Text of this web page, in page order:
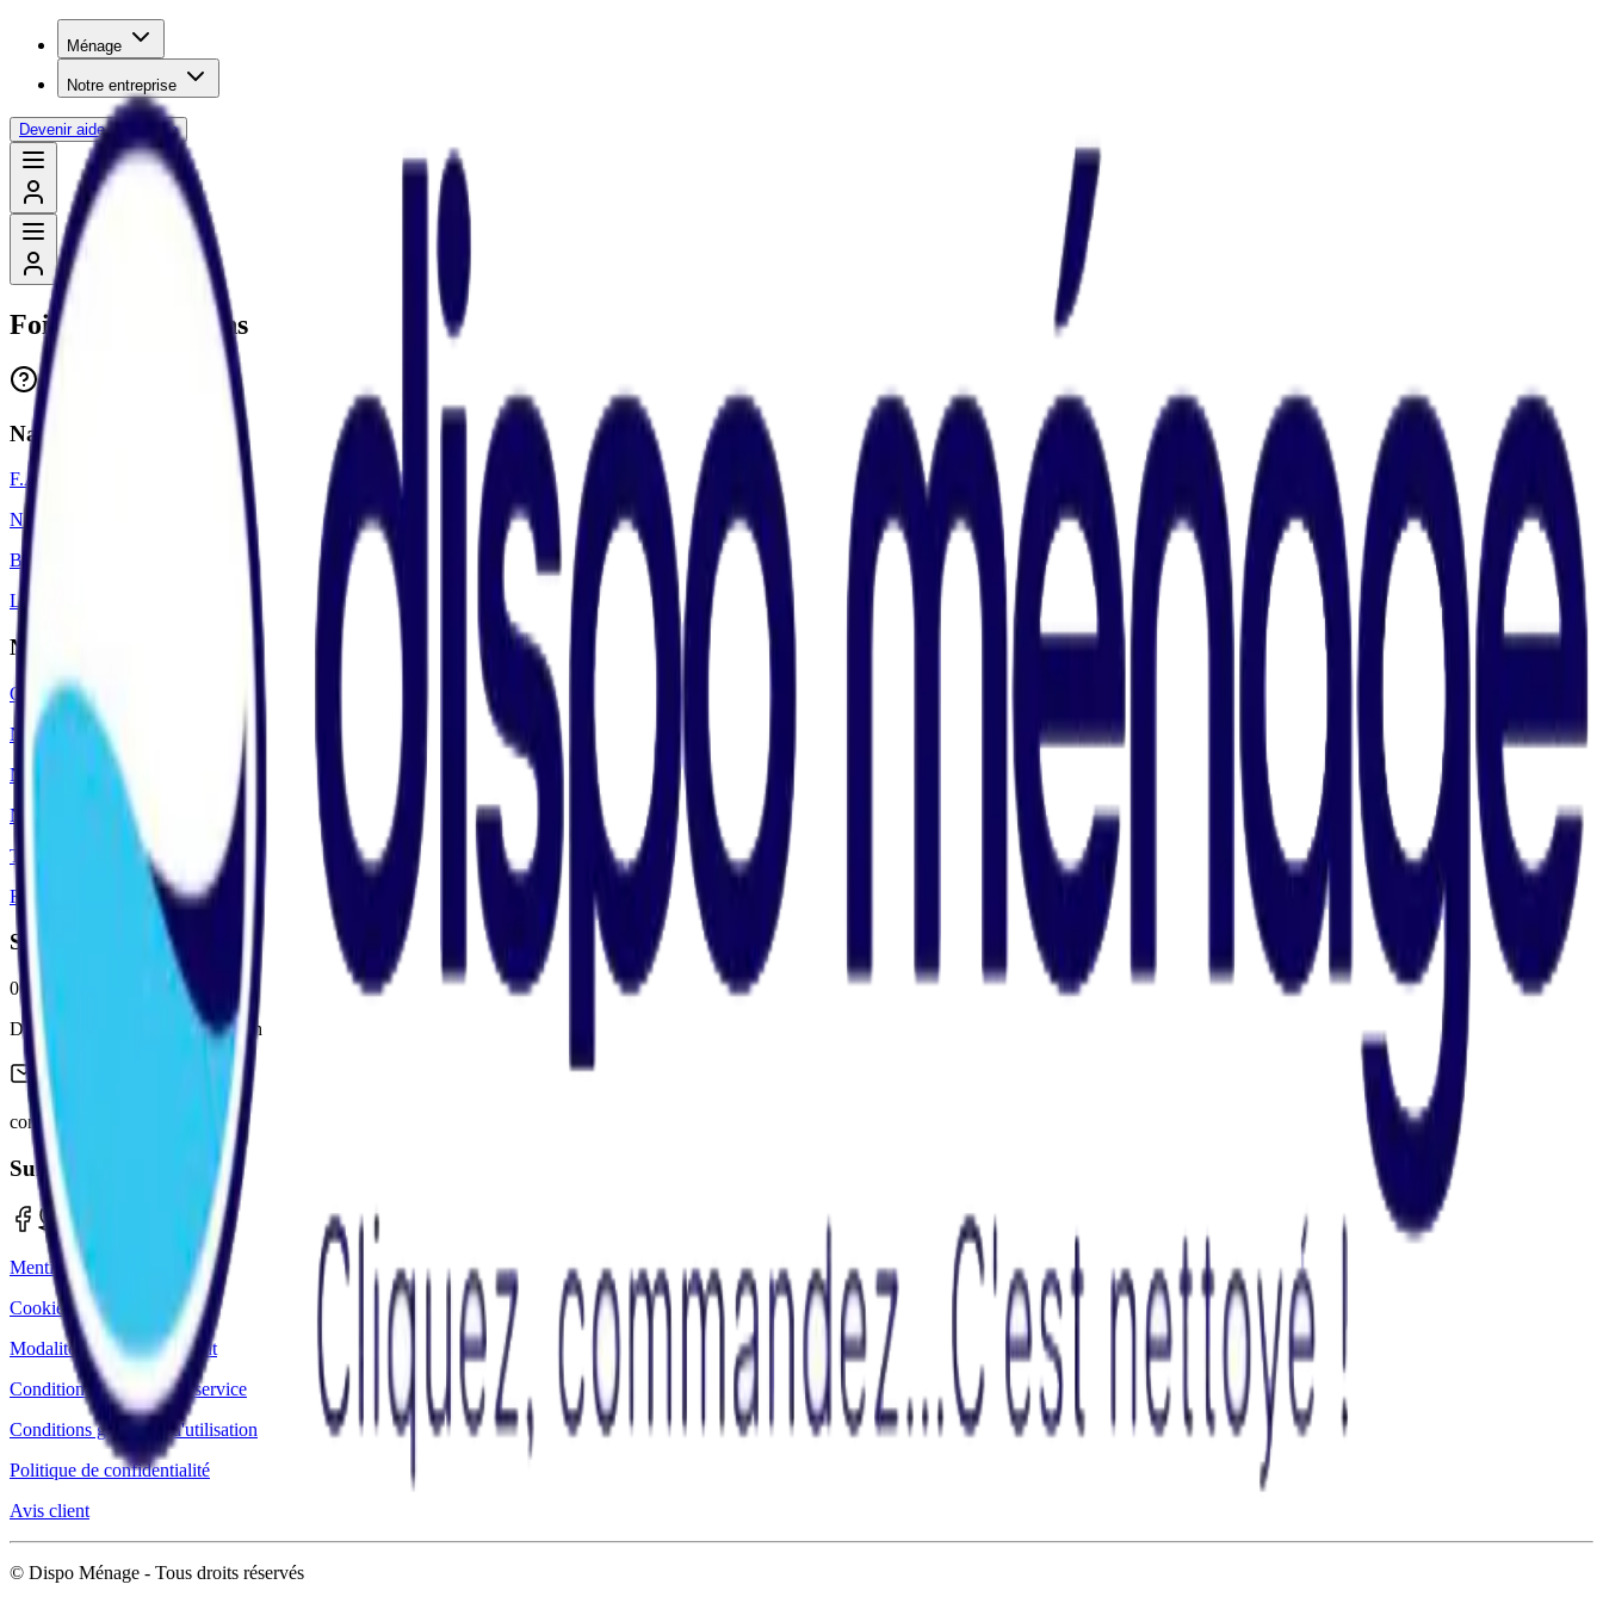
Ménage
Notre entreprise
Devenir aide-ménagère
Foire aux questions
Navigation
F.A.Q.
Notre charte dispo ménage
Blog
L'avance immédiate
Notre entreprise
Qui sommes-nous ?
Nous contacter
Notre histoire
Nos valeurs
Témoignages
Rejoindre l'équipe
Service clientèle
07 60 12 71 70
Du lundi au vendredi de 9h à 18h
contact@dispomenage.fr
Suivez-nous
Mentions légales
Cookies
Modalités de référencement
Conditions générales de service
Conditions générales d'utilisation
Politique de confidentialité
Avis client
© Dispo Ménage - Tous droits réservés